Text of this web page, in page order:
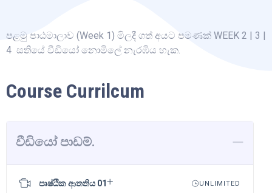
පළමු පාඨමාලාව (Week 1) මිලදී ගත් අයට පමණක් WEEK 2 | 3 |
4 සතියේ වීඩියෝ නොමිලේ නැරඹිය හැක.
Course Currilcum
වීඩියෝ පාඩම්.
පෘෂ්ඨික ආතතිය 01 UNLIMITED